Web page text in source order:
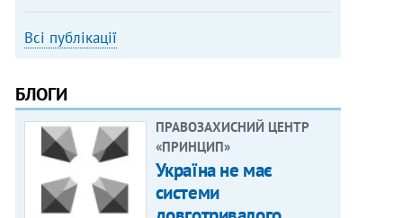
Всі публікації
БЛОГИ
ПРАВОЗАХИСНИЙ ЦЕНТР
«ПРИНЦИП»
Україна не має
системи